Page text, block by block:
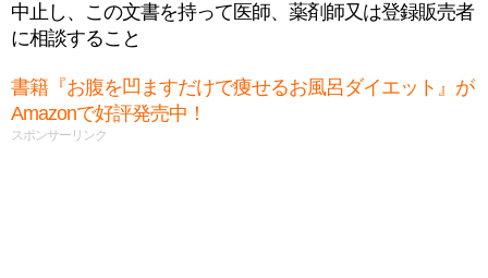
中止し、この文書を持って医師、薬剤師又は登録販売者
に相談すること
書籍『お腹を凹ますだけで痩せるお風呂ダイエット』が
Amazonで好評発売中！
スポンサーリンク